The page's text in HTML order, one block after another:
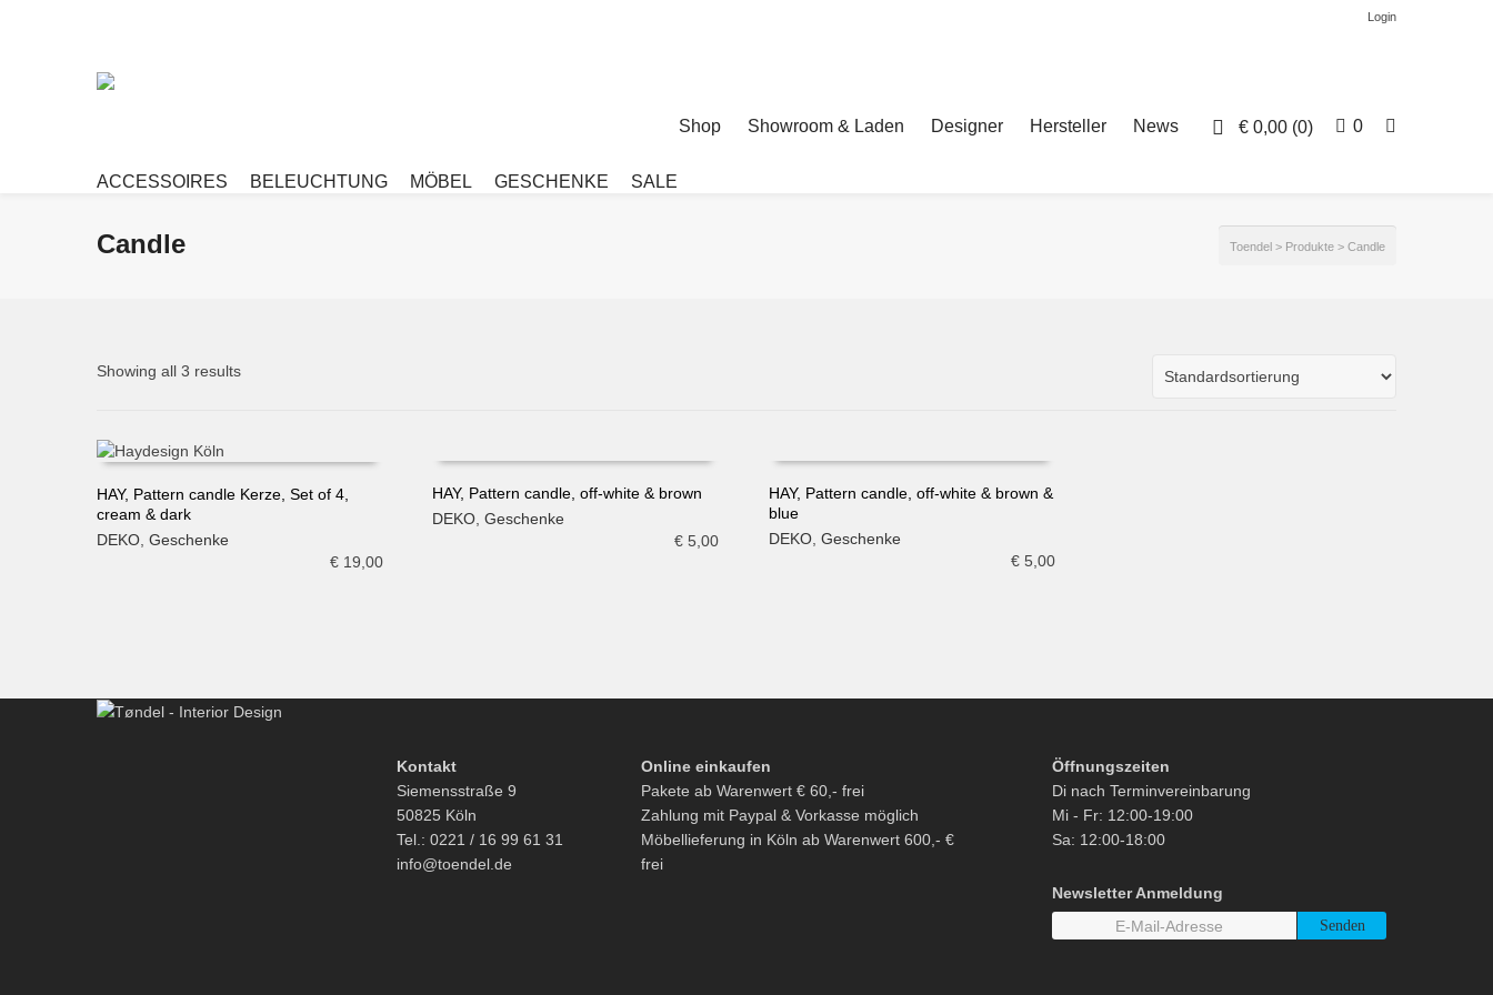
Login
€ 0,00 (0) 0
Shop Showroom & Laden Designer Hersteller News
ACCESSOIRES BELEUCHTUNG MÖBEL GESCHENKE SALE
Candle Toendel > Produkte > Candle
Showing all 3 results
HAY, Pattern candle Kerze, Set of 4,
cream & dark
DEKO, Geschenke
€19,00
IN DEN WARENKORB
HAY, Pattern candle, off-white & brown
DEKO ,Geschenke
€ 5,00
HAY, Pattern candle, off-white & brown &
blue
DEKO, Geschenke
€5,00
Kontakt
Siemensstraße 9
50825 Köln
Tel.: 0221 / 16 99 61 31
info@toendel.de
Online einkaufen
Pakete ab Warenwert € 60,- frei
Zahlung mit Paypal & Vorkasse möglich
Möbellieferung in Köln ab Warenwert 600,- €
frei
Öffnungszeiten
Di nach Terminvereinbarung
Mi - Fr: 12:00-19:00
Sa: 12:00-18:00
Newsletter Anmeldung